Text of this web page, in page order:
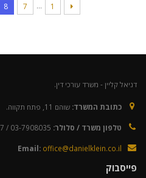
1
…
7
8
דניאל קליין - משרד עורכי דין.
כתובת המשרד: שוהם 11, פתח תקווה.
טלפון משרד / סלולר: 03-7908035 / 0542-272747
Email: office@danielklein.co.il
פייסבוק